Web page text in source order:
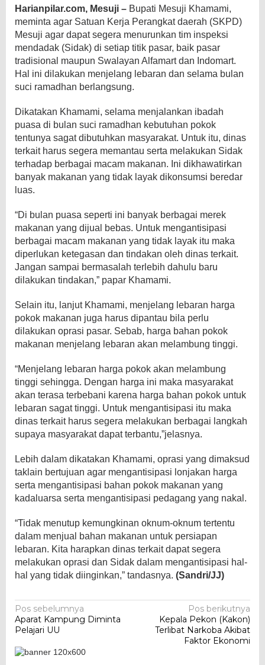
Harianpilar.com, Mesuji – Bupati Mesuji Khamami,
meminta agar Satuan Kerja Perangkat daerah (SKPD)
Mesuji agar dapat segera menurunkan tim inspeksi
mendadak (Sidak) di setiap titik pasar, baik pasar
tradisional maupun Swalayan Alfamart dan Indomart.
Hal ini dilakukan menjelang lebaran dan selama bulan
suci ramadhan berlangsung.
Dikatakan Khamami, selama menjalankan ibadah
puasa di bulan suci ramadhan kebutuhan pokok
tentunya sagat dibutuhkan masyarakat. Untuk itu, dinas
terkait harus segera memantau serta melakukan Sidak
terhadap berbagai macam makanan. Ini dikhawatirkan
banyak makanan yang tidak layak dikonsumsi beredar
luas.
“Di bulan puasa seperti ini banyak berbagai merek
makanan yang dijual bebas. Untuk mengantisipasi
berbagai macam makanan yang tidak layak itu maka
diperlukan ketegasan dan tindakan oleh dinas terkait.
Jangan sampai bermasalah terlebih dahulu baru
dilakukan tindakan,” papar Khamami.
Selain itu, lanjut Khamami, menjelang lebaran harga
pokok makanan juga harus dipantau bila perlu
dilakukan oprasi pasar. Sebab, harga bahan pokok
makanan menjelang lebaran akan melambung tinggi.
“Menjelang lebaran harga pokok akan melambung
tinggi sehingga. Dengan harga ini maka masyarakat
akan terasa terbebani karena harga bahan pokok untuk
lebaran sagat tinggi. Untuk mengantisipasi itu maka
dinas terkait harus segera melakukan berbagai langkah
supaya masyarakat dapat terbantu,”jelasnya.
Lebih dalam dikatakan Khamami, oprasi yang dimaksud
taklain bertujuan agar mengantisipasi lonjakan harga
serta mengantisipasi bahan pokok makanan yang
kadaluarsa serta mengantisipasi pedagang yang nakal.
“Tidak menutup kemungkinan oknum-oknum tertentu
dalam menjual bahan makanan untuk persiapan
lebaran. Kita harapkan dinas terkait dapat segera
melakukan oprasi dan Sidak dalam mengantisipasi hal-
hal yang tidak diinginkan,” tandasnya. (Sandri/JJ)
Navigasi
pos
Pos sebelumnya
Aparat Kampung Diminta
Pelajari UU
Pos berikutnya
Kepala Pekon (Kakon)
Terlibat Narkoba Akibat
Faktor Ekonomi